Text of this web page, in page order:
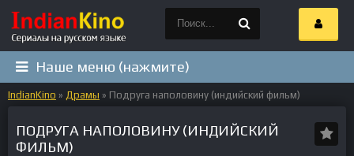
Наше меню (нажмите)
IndianKino » Драмы » Подруга наполовину (индийский фильм)
ПОДРУГА НАПОЛОВИНУ (ИНДИЙСКИЙ
ФИЛЬМ)